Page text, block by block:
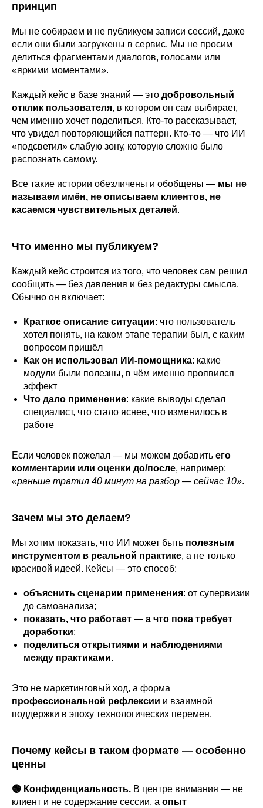
принцип
Мы не собираем и не публикуем записи сессий, даже
если они были загружены в сервис. Мы не просим
делиться фрагментами диалогов, голосами или
«яркими моментами».
Каждый кейс в базе знаний — это добровольный
отклик пользователя, в котором он сам выбирает,
чем именно хочет поделиться. Кто-то рассказывает,
что увидел повторяющийся паттерн. Кто-то — что ИИ
«подсветил» слабую зону, которую сложно было
распознать самому.
Все такие истории обезличены и обобщены — мы не
называем имён, не описываем клиентов, не
касаемся чувствительных деталей.
Что именно мы публикуем?
Каждый кейс строится из того, что человек сам решил
сообщить — без давления и без редактуры смысла.
Обычно он включает:
Краткое описание ситуации: что пользователь
хотел понять, на каком этапе терапии был, с каким
вопросом пришёл
Как он использовал ИИ-помощника: какие
модули были полезны, в чём именно проявился
эффект
Что дало применение: какие выводы сделал
специалист, что стало яснее, что изменилось в
работе
Если человек пожелал — мы можем добавить его
комментарии или оценки до/после, например:
«раньше тратил 40 минут на разбор — сейчас 10».
Зачем мы это делаем?
Мы хотим показать, что ИИ может быть полезным
инструментом в реальной практике, а не только
красивой идеей. Кейсы — это способ:
объяснить сценарии применения: от супервизии
до самоанализа;
показать, что работает — а что пока требует
доработки;
поделиться открытиями и наблюдениями
между практиками.
Это не маркетинговый ход, а форма
профессиональной рефлексии и взаимной
поддержки в эпоху технологических перемен.
Почему кейсы в таком формате — особенно
ценны
🟣 Конфиденциальность. В центре внимания — не
клиент и не содержание сессии, а опыт